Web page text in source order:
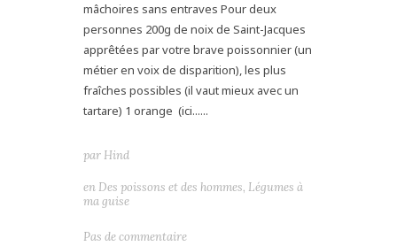
mâchoires sans entraves Pour deux
personnes 200g de noix de Saint-Jacques
apprêtées par votre brave poissonnier (un
métier en voix de disparition), les plus
fraîches possibles (il vaut mieux avec un
tartare) 1 orange (ici......
par Hind
en Des poissons et des hommes, Légumes à
ma guise
Pas de commentaire